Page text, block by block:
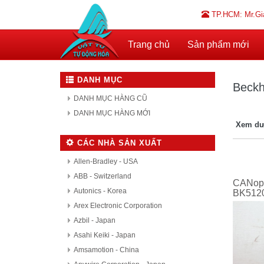
TP.HCM:
Trang chủ Sản phẩm mới
DANH MỤC
DANH MỤC HÀNG CŨ
DANH MỤC HÀNG MỚI
CÁC NHÀ SẢN XUẤT
Allen-Bradley - USA
ABB - Switzerland
Autonics - Korea
Arex Electronic Corporation
Azbil - Japan
Asahi Keiki - Japan
Amsamotion - China
Xem